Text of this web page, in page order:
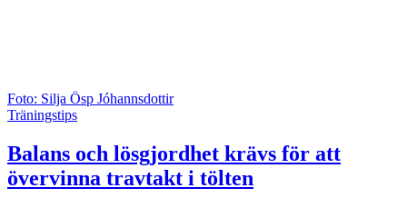
Foto: Silja Ösp Jóhannsdottir
Träningstips
Balans och lösgjordhet krävs för att
övervinna travtakt i tölten